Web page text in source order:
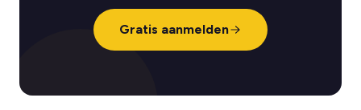
Gratis aanmelden